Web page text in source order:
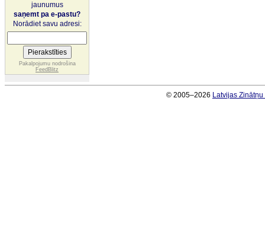
jaunumus
saņemt pa e-pastu?
Norādiet savu adresi:
Pakalpojumu nodrošina
FeedBlitz
© 2005–2026 Latvijas